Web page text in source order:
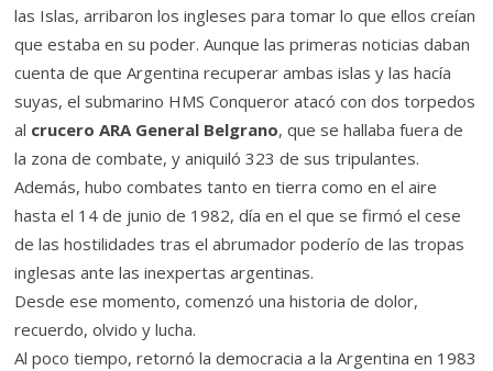
las Islas, arribaron los ingleses para tomar lo que ellos creían
que estaba en su poder. Aunque las primeras noticias daban
cuenta de que Argentina recuperar ambas islas y las hacía
suyas, el submarino HMS Conqueror atacó con dos torpedos
al crucero ARA General Belgrano, que se hallaba fuera de
la zona de combate, y aniquiló 323 de sus tripulantes.
Además, hubo combates tanto en tierra como en el aire
hasta el 14 de junio de 1982, día en el que se firmó el cese
de las hostilidades tras el abrumador poderío de las tropas
inglesas ante las inexpertas argentinas.
Desde ese momento, comenzó una historia de dolor,
recuerdo, olvido y lucha.
Al poco tiempo, retornó la democracia a la Argentina en 1983